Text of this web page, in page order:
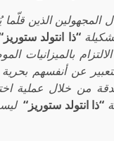
الذين قلّما
“ذا انتولد ستوريز
بالميزانيات
عن أنفسهم
قيَّمنا مئات الطلبات بدقة من
“ذا انتولد ستوريز“